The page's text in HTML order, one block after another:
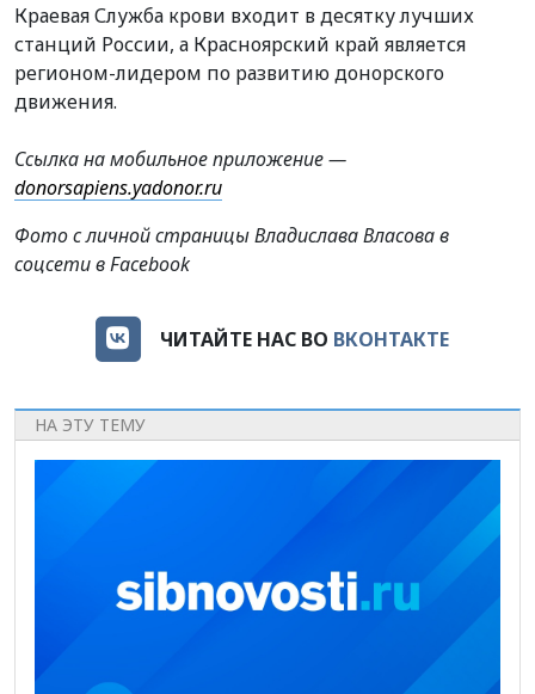
Краевая Служба крови входит в десятку лучших
станций России, а Красноярский край является
регионом-лидером по развитию донорского
движения.
Ссылка на мобильное приложение —
donorsapiens.yadonor.ru
Фото с личной страницы Владислава Власова в
соцсети в Facebook
ЧИТАЙТЕ НАС ВО ВКОНТАКТЕ
НА ЭТУ ТЕМУ